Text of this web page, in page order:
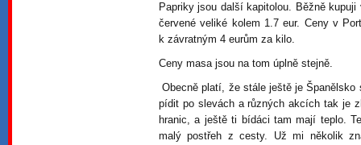
Papriky jsou další kapitolou. Běžně
červené veliké kolem 1.7 eur. Ceny v
k závratným 4 eurům za kilo.
Ceny masa jsou na tom úplně stejně.
Obecně platí, že stále ještě je
pídit po slevách a různých akcích tak je
hranic, a ještě ti bídáci tam mají teplo.
malý postřeh z cesty. Už mi několik